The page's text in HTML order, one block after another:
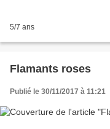
5/7 ans
Flamants roses
Publié le 30/11/2017 à 11:21